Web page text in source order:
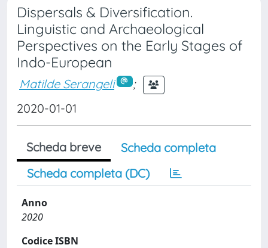
Dispersals & Diversification.
Linguistic and Archaeological
Perspectives on the Early Stages of
Indo-European
Matilde Serangeli
;
2020-01-01
Scheda breve
Scheda completa
Scheda completa (DC)
Anno
2020
Codice ISBN